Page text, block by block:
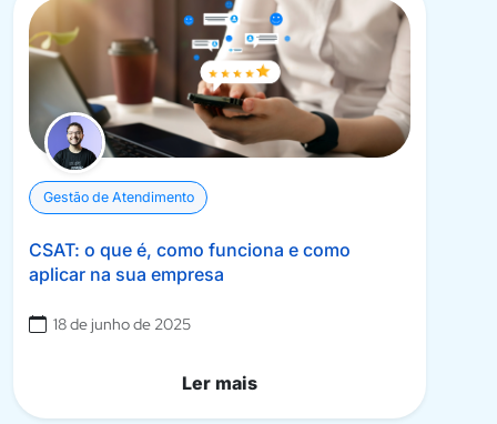
Gestão de Atendimento
CSAT: o que é, como funciona e como
aplicar na sua empresa
18 de junho de 2025
Ler mais